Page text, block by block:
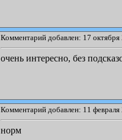
Комментарий добавлен: 17
очень интересно, без
Комментарий добавлен: 11
норм